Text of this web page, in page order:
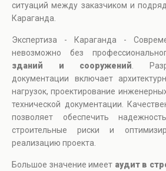
ситуаций между заказчиком и
Караганда.
Экспертиза - Караганда -
невозможно без
зданий и сооружений .
документации включает
нагрузок, проектирование
технической документации.
позволяет обеспечить
строительные риски и
реализацию проекта.
Большое значение имеет аудит в